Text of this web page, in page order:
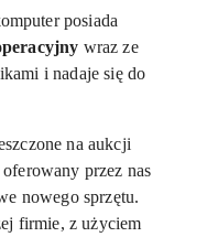
posiada
wraz ze
i nadaje się do
na aukcji
oferowany przez nas
nowego sprzętu.
firmie, z użyciem